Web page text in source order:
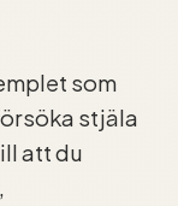
som
stjäla
att du